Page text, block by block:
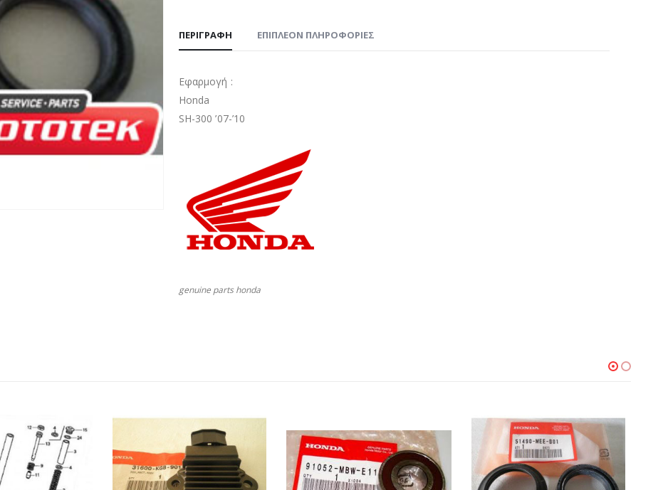
ΠΕΡΙΓΡΑΦΉ ΕΠΙΠΛΈΟΝ ΠΛΗΡΟΦΟΡΊΕΣ
Εφαρμογή :
Honda
SH-300 ’07-’10
genuine parts honda